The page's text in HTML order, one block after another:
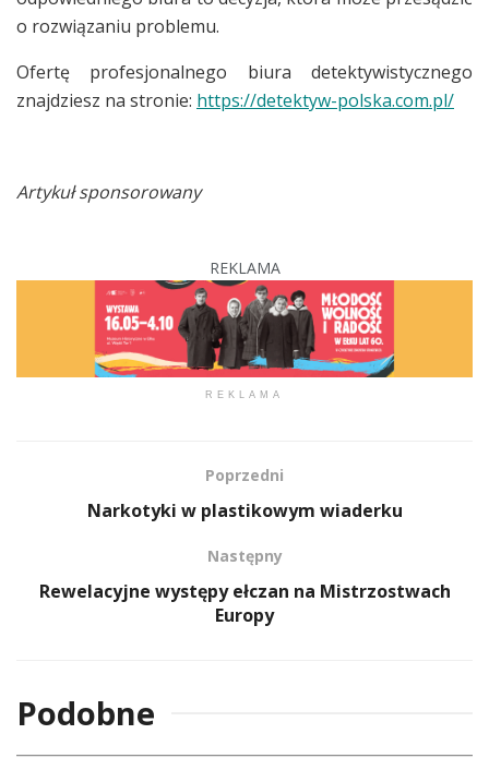
o rozwiązaniu problemu.
Ofertę profesjonalnego biura detektywistycznego
znajdziesz na stronie: https://detektyw-polska.com.pl/
Artykuł sponsorowany
REKLAMA
REKLAMA
Poprzedni
Narkotyki w plastikowym wiaderku
Następny
Rewelacyjne występy ełczan na Mistrzostwach
Europy
Podobne